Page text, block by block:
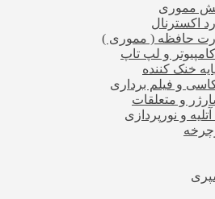
مموری
اکسترنال
حافظه ( مموری )
و لپ تاپ
خنک کننده
و فیلم برداری
و متعلقات
و نورپردازی